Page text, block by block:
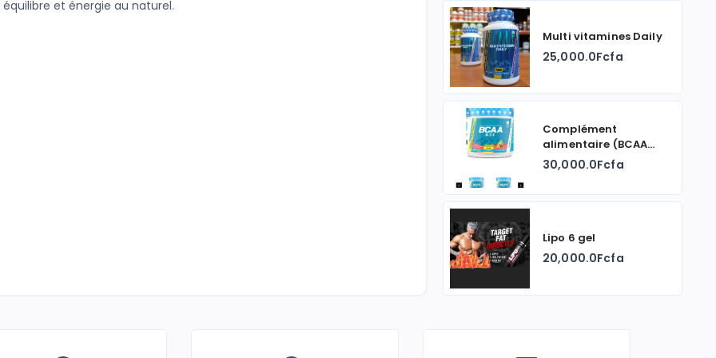
et énergie au naturel.
Multi vitamines Daily
25,000.0Fcfa
Complément
alimentaire (BCAA
2:1:1)
30,000.0Fcfa
Lipo 6 gel
20,000.0Fcfa